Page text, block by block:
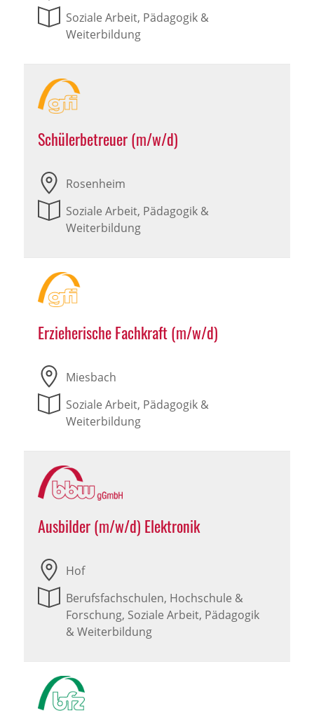
Soziale Arbeit, Pädagogik &
Weiterbildung
Schülerbetreuer (m/w/d)
Rosenheim
Soziale Arbeit, Pädagogik &
Weiterbildung
Erzieherische Fachkraft (m/w/d)
Miesbach
Soziale Arbeit, Pädagogik &
Weiterbildung
Ausbilder (m/w/d) Elektronik
Hof
Berufsfachschulen, Hochschule &
Forschung, Soziale Arbeit, Pädagogik
& Weiterbildung